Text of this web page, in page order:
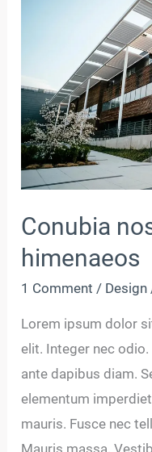
Conubia
himenaeos
1 Comment / Design
Lorem ipsum dolor
elit. Integer nec
ante dapibus diam.
elementum
mauris. Fusce nec
Mauris massa.
himenaeos